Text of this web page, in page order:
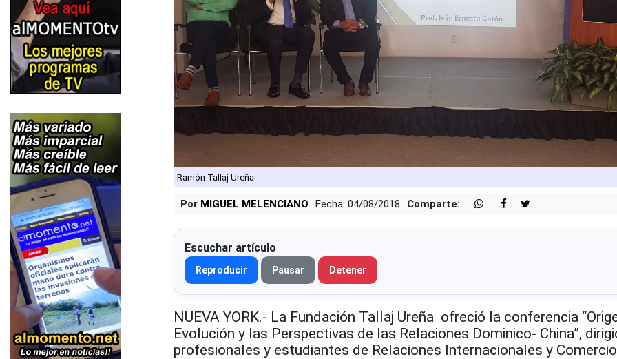
Ramón Tallaj Ureña
Por MIGUEL MELENCIANO Fecha: 04/08/2018 Comparte:
Escuchar artículo
Reproducir Pausar Detener
NUEVA YORK.- La Fundación Tallaj Ureña ofreció la conferencia
Evolución y las Perspectivas de las Relaciones Dominico- China”,
profesionales y estudiantes de Relaciones Internacionales y